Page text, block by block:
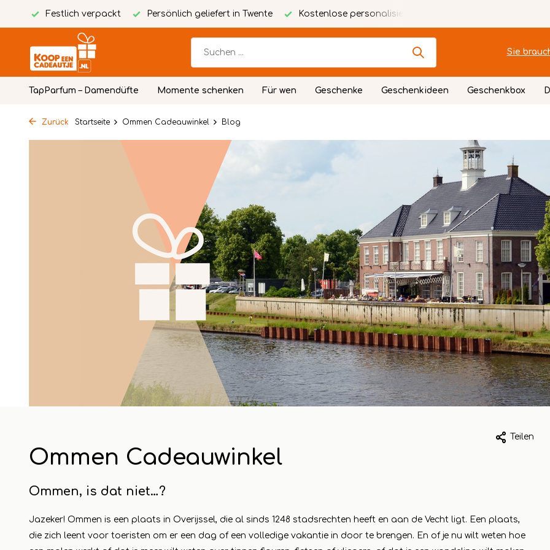
Persönlich geliefert in Twente Kostenlose personalisierte Karte Festlich verpackt
Sie
TapParfum – Damendüfte Momente schenken Für wen Geschenke Geschenkideen Geschenkbox
Zurück Startseite Ommen Cadeauwinkel Blog
Teilen
Ommen Cadeauwinkel
Ommen, is dat niet…?
Jazeker! Ommen is een plaats in Overijssel, die al sinds 1248 stadsrechten heeft en aan de Vecht ligt. Een plaats,
die zich leent voor toeristen om er een dag of een volledige vakantie in door te brengen. En of je nu wilt weten hoe
Cadeautjes voor de
camping - Vakantie
Maak van
een compleet